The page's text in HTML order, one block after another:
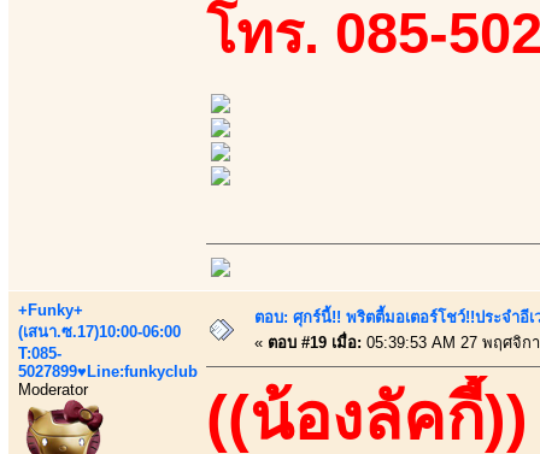
โทร. 085-
+Funky+
(เสนา.ซ.17)10:00-06:00
T:085-
5027899♥Line:funkyclub
Moderator
ตอบ: ศุกร์นี้!! พริตตี้มอเตอร์โชว์!!ประจำอี
« ตอบ #19 เมื่อ: 05:39:53 AM 27 พฤศจิก
((น้องลัคกี้))